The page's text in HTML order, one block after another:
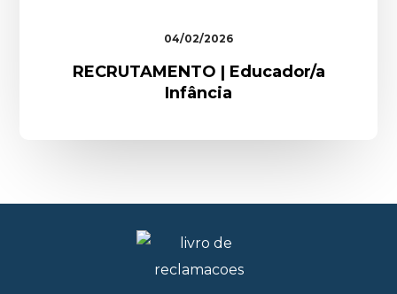
04/02/2026
RECRUTAMENTO | Educador/a
Infância